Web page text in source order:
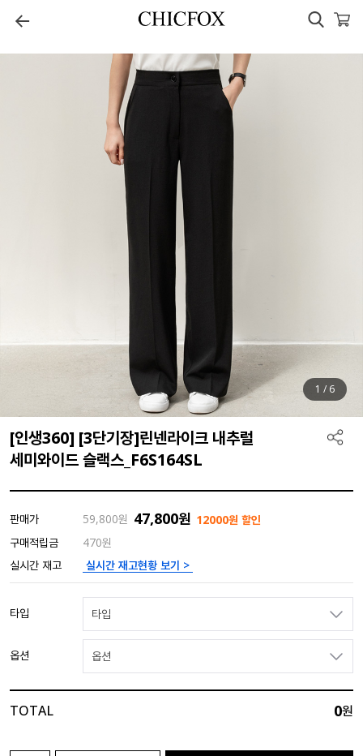
1 / 6
[인생360] [3단기장]린넨라이크 내추럴
세미와이드 슬랙스_F6S164SL
판매가 59,800원 47,800원 12000원 할인
구매적립금
470원
실시간 재고
실시간 재고현황 보기 >
타입 타입
옵션 옵션
TOTAL 0원